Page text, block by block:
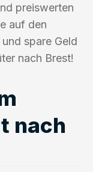
preiswerten
auf den
spare Geld
nach Brest!
nach